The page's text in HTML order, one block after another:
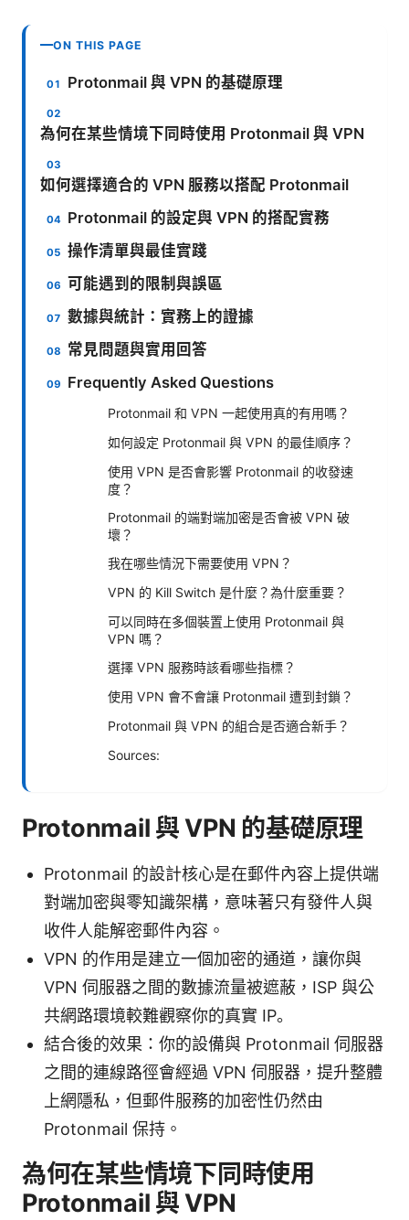
ON THIS PAGE
Protonmail 與 VPN 的基礎原理
為何在某些情境下同時使用 Protonmail 與 VPN
如何選擇適合的 VPN 服務以搭配 Protonmail
Protonmail 的設定與 VPN 的搭配實務
操作清單與最佳實踐
可能遇到的限制與誤區
數據與統計：實務上的證據
常見問題與實用回答
Frequently Asked Questions
Protonmail 和 VPN 一起使用真的有用嗎？
如何設定 Protonmail 與 VPN 的最佳順序？
使用 VPN 是否會影響 Protonmail 的收發速
度？
Protonmail 的端對端加密是否會被 VPN 破
壞？
我在哪些情況下需要使用 VPN？
VPN 的 Kill Switch 是什麼？為什麼重要？
可以同時在多個裝置上使用 Protonmail 與
VPN 嗎？
選擇 VPN 服務時該看哪些指標？
使用 VPN 會不會讓 Protonmail 遭到封鎖？
Protonmail 與 VPN 的組合是否適合新手？
Sources:
Protonmail 與 VPN 的基礎原理
Protonmail 的設計核心是在郵件內容上提供端
對端加密與零知識架構，意味著只有發件人與
收件人能解密郵件內容。
VPN 的作用是建立一個加密的通道，讓你與
VPN 伺服器之間的數據流量被遮蔽，ISP 與公
共網路環境較難觀察你的真實 IP。
結合後的效果：你的設備與 Protonmail 伺服器
之間的連線路徑會經過 VPN 伺服器，提升整體
上網隱私，但郵件服務的加密性仍然由
Protonmail 保持。
為何在某些情境下同時使用
Protonmail 與 VPN